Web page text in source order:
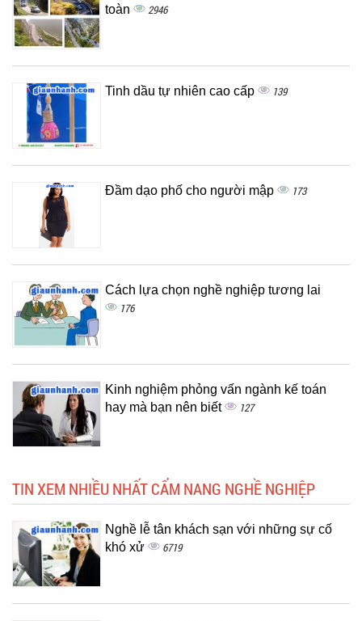
toàn 2946
Tinh dầu tự nhiên cao cấp 139
Đầm dạo phố cho người mập 173
Cách lựa chọn nghề nghiệp tương lai
176
Kinh nghiệm phỏng vấn ngành kế toán
hay mà bạn nên biết
127
TIN XEM NHIỀU NHẤT CẨM NANG NGHỀ NGHIỆP
Nghề lễ tân khách sạn với những sự cố
khó xử
6719